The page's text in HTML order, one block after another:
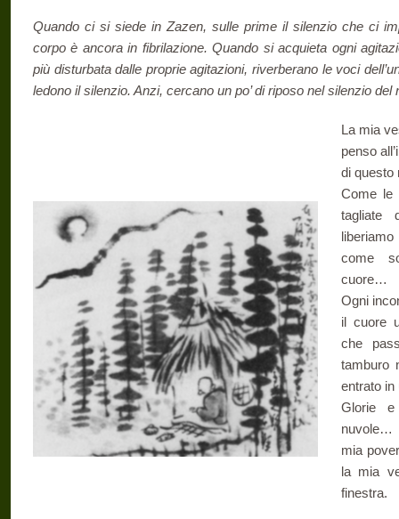
Quando ci si siede in Zazen, sulle prime il silenzio che ci
corpo è ancora in fibrilazione. Quando si acquieta ogni
più disturbata dalle proprie agitazioni, riverberano le voci
ledono il silenzio. Anzi, cercano un po’ di riposo nel silenzio del
La mia
penso
di
Come le
tagliate
come
cuore…
Ogni
il cuore
che
tamburo
entrato in
Glorie e
nuvole…
mia
la mia
finestra.